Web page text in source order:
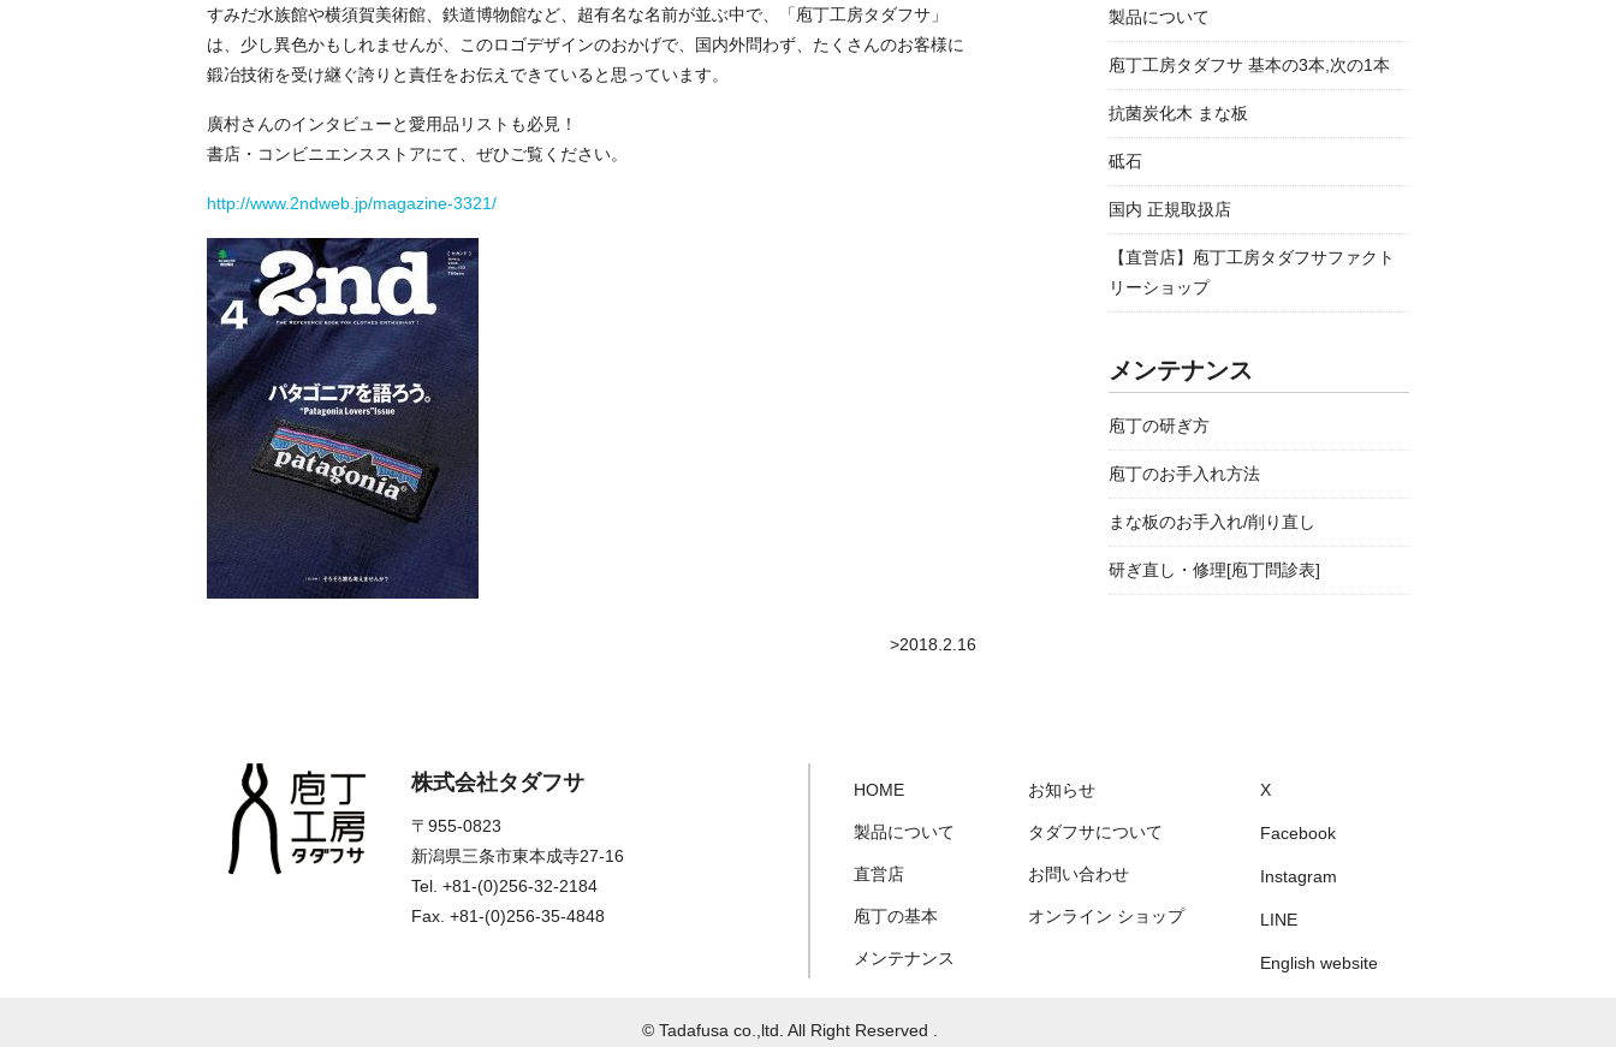
すみだ水族館や横須賀美術館、鉄道博物館など、超有名な名前が並ぶ中で、「庖丁工房タダフサ」
は、少し異色かもしれませんが、このロゴデザインのおかげで、国内外問わず、たくさんのお客様に
鍛冶技術を受け継ぐ誇りと責任をお伝えできていると思っています。
廣村さんのインタビューと愛用品リストも必見！
書店・コンビニエンスストアにて、ぜひご覧ください。
http://www.2ndweb.jp/magazine-3321/
>2018.2.16
製品について
庖丁工房タダフサ 基本の3本,次の1本
抗菌炭化木 まな板
砥石
国内 正規取扱店
【直営店】庖丁工房タダフサファクト
リーショップ
メンテナンス
庖丁の研ぎ方
庖丁のお手入れ方法
まな板のお手入れ/削り直し
研ぎ直し・修理[庖丁問診表]
株式会社タダフサ
〒955-0823
新潟県三条市東本成寺27-16
Tel. +81-(0)256-32-2184
Fax. +81-(0)256-35-4848
HOME
製品について
直営店
庖丁の基本
メンテナンス
お知らせ
タダフサについて
お問い合わせ
オンライン ショップ
X
Facebook
Instagram
LINE
English website
© Tadafusa co.,ltd. All Right Reserved .